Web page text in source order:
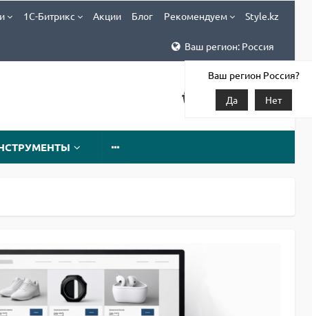
1С-Битрикс Акции Блог Рекомендуем Style.kz
Ваш регион: Россия
Ваш регион Россия?
Да
Нет